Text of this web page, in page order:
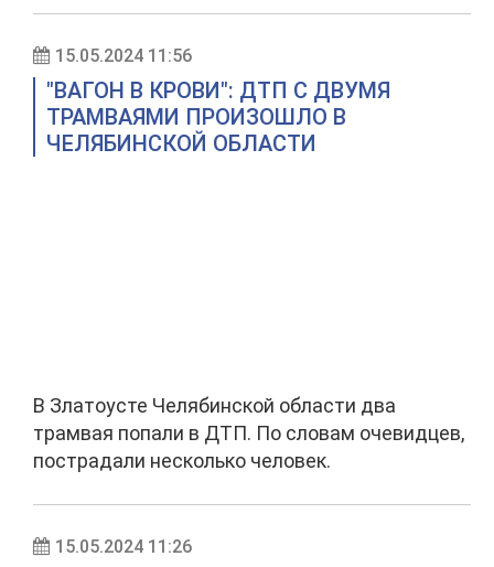
15.05.2024 11:56
"ВАГОН В КРОВИ": ДТП С ДВУМЯ
ТРАМВАЯМИ ПРОИЗОШЛО В
ЧЕЛЯБИНСКОЙ ОБЛАСТИ
В Златоусте Челябинской области два
трамвая попали в ДТП. По словам очевидцев,
пострадали несколько человек.
15.05.2024 11:26